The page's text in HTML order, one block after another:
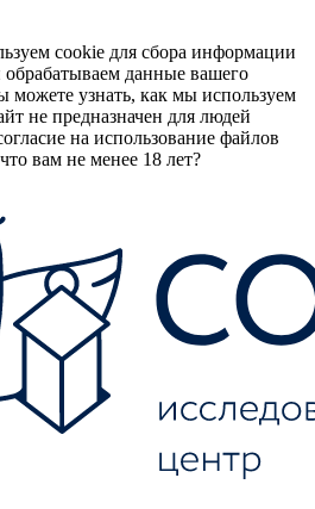
cookie для сбора информации
обрабатываем данные вашего
можете узнать, как мы используем
не предназначен для людей
на использование файлов
вам не менее 18 лет?